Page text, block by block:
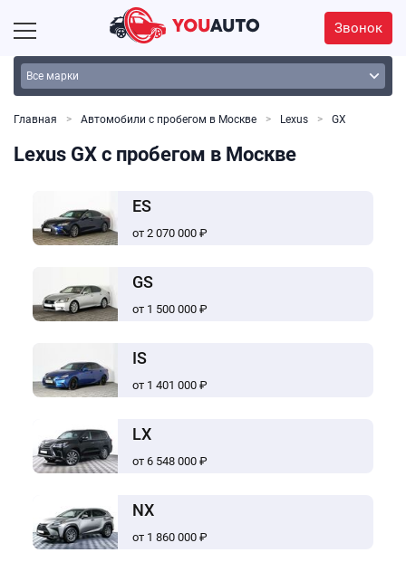
Звонок
Главная Автомобили с пробегом в Москве Lexus GX
Lexus GX с пробегом в Москве
ES
от 2 070 000 ₽
GS
от 1 500 000 ₽
IS
от 1 401 000 ₽
LX
от 6 548 000 ₽
NX
от 1 860 000 ₽